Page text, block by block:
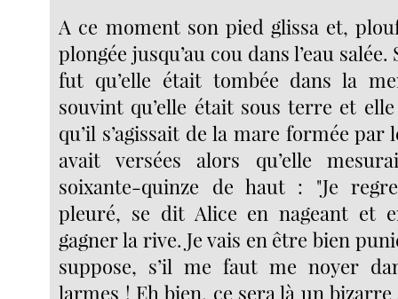
A ce moment son pied glissa et,
plongée jusqu’au cou dans l’eau
fut qu’elle était tombée dans la
souvint qu’elle était sous terre et
qu’il s’agissait de la mare formée par
avait versées alors qu’elle
soixante-quinze de haut : "Je
pleuré, se dit Alice en nageant et
gagner la rive. Je vais en être bien
suppose, s’il me faut me noyer
larmes ! Eh bien, ce sera là un